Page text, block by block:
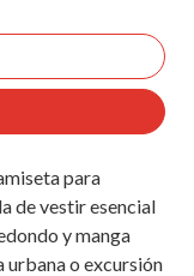
para
de vestir esencial
y manga
o excursión